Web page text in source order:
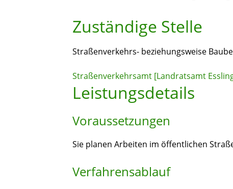
Zuständige Stelle
Straßenverkehrs- beziehungsweise
Straßenverkehrsamt [Landratsamt
Leistungsdetails
Voraussetzungen
Sie planen Arbeiten im öffentlichen
Verfahrensablauf